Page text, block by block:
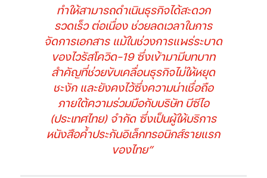
ทำให้สามารถดำเนินธุรกิจได้สะดวก
รวดเร็ว ต่อเนื่อง ช่วยลดเวลาในการ
จัดการเอกสาร แม้ในช่วงการแพร่ระบาด
ของไวรัสโควิด-19 ซึ่งเข้ามามีบทบาท
สำคัญที่ช่วยขับเคลื่อนธุรกิจไม่ให้หยุด
ชะงัก และยังคงไว้ซึ่งความน่าเชื่อถือ
ภายใต้ความร่วมมือกับบริษัท บีซีไอ
(ประเทศไทย) จำกัด ซึ่งเป็นผู้ให้บริการ
หนังสือค้ำประกันอิเล็กทรอนิกส์รายแรก
ของไทย”